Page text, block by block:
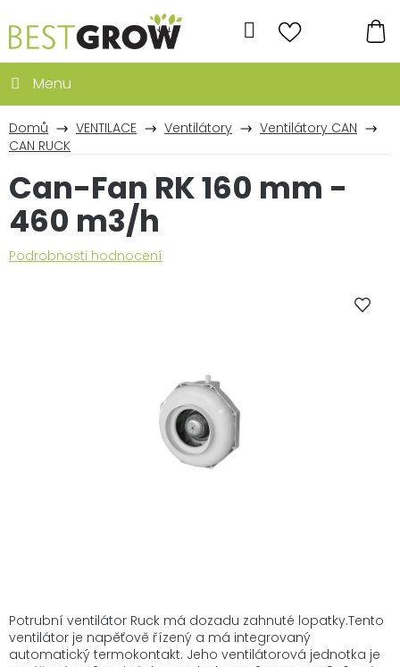
na
obsah
Hledat
Domů VENTILACE Ventilátory
Ventilátory CAN
CAN RUCK
Potrubní ventilátor Ruck má dozadu zahnuté lopatky.Tento
ventilátor je napěťově řízený a má integrovaný
automatický termokontakt. Jeho ventilátorová jednotka je
Can-Fan RK 160 mm -
460 m3/h
Průměrné
Podrobnosti hodnocení